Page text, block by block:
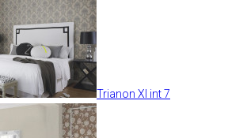
Trianon XI int 7